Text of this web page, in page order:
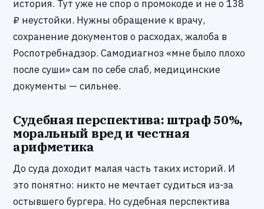
история. Тут уже не спор о промокоде и не о 138
₽ неустойки. Нужны обращение к врачу,
сохранение документов о расходах, жалоба в
Роспотребнадзор. Самодиагноз «мне было плохо
после суши» сам по себе слаб, медицинские
документы — сильнее.
Судебная перспектива: штраф 50%,
моральный вред и честная
арифметика
До суда доходит малая часть таких историй. И
это понятно: никто не мечтает судиться из-за
остывшего бургера. Но судебная перспектива